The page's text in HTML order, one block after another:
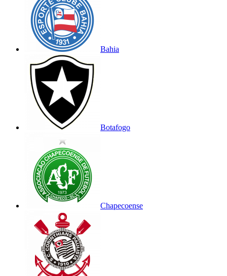
Bahia
Botafogo
Chapecoense